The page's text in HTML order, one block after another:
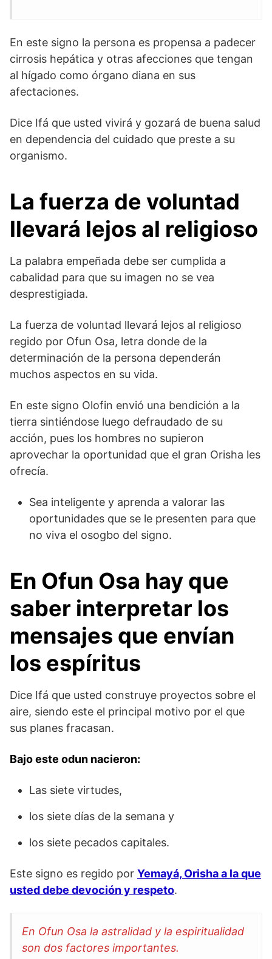
En este signo la persona es propensa a padecer
cirrosis hepática y otras afecciones que tengan
al hígado como órgano diana en sus
afectaciones.
Dice Ifá que usted vivirá y gozará de buena salud
en dependencia del cuidado que preste a su
organismo.
La fuerza de voluntad
llevará lejos al religioso
La palabra empeñada debe ser cumplida a
cabalidad para que su imagen no se vea
desprestigiada.
La fuerza de voluntad llevará lejos al religioso
regido por Ofun Osa, letra donde de la
determinación de la persona dependerán
muchos aspectos en su vida.
En este signo Olofin envió una bendición a la
tierra sintiéndose luego defraudado de su
acción, pues los hombres no supieron
aprovechar la oportunidad que el gran Orisha les
ofrecía.
Sea inteligente y aprenda a valorar las
oportunidades que se le presenten para que
no viva el osogbo del signo.
En Ofun Osa hay que
saber interpretar los
mensajes que envían
los espíritus
Dice Ifá que usted construye proyectos sobre el
aire, siendo este el principal motivo por el que
sus planes fracasan.
Bajo este odun nacieron:
Las siete virtudes,
los siete días de la semana y
los siete pecados capitales.
Este signo es regido por Yemayá, Orisha a la que
usted debe devoción y respeto.
En Ofun Osa la astralidad y la espiritualidad
son dos factores importantes.